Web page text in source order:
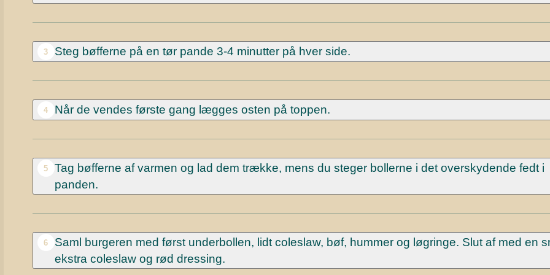
3 Steg bøfferne på en tør pande 3-4 minutter på hver side.
4 Når de vendes første gang lægges osten på toppen.
5
Tag bøfferne af varmen og lad dem trække, mens du steger bollerne i det overskydende fedt i
panden.
6
Saml burgeren med først underbollen, lidt coleslaw, bøf, hummer og løgringe. Slut af med en
ekstra coleslaw og rød dressing.